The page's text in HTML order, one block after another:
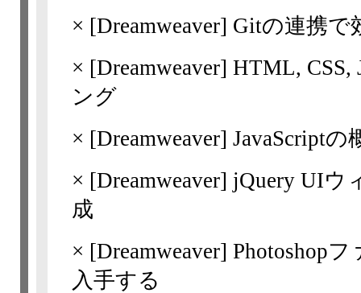
× [Dreamweaver] Gitの連携で
× [Dreamweaver] HTML, CSS,
ング
× [Dreamweaver] JavaScriptの
× [Dreamweaver] jQuery UIウ
成
× [Dreamweaver] Photoshop
入手する